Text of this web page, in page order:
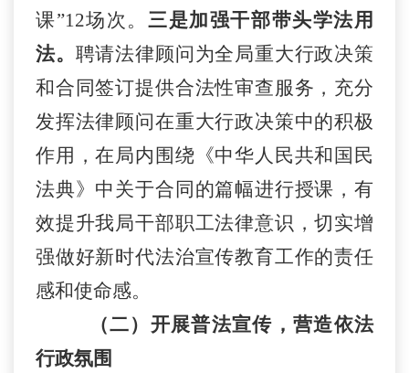
课”12场次。三是加强干部带头学法用
法。 聘请法律顾问为全局重大行政决策
和合同签订提供合法性审查服务，充分
发挥法律顾问在重大行政决策中的积极
作用，在局内围绕《中华人民共和国民
法典》中关于合同的篇幅进行授课，有
效提升我局干部职工法律意识，切实增
强做好新时代法治宣传教育工作的责任
感和使命感。
（二）开展普法宣传，营造依法
行政氛围